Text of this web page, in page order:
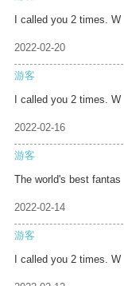
I called you 2 times. W
2022-02-20
游客
I called you 2 times. W
2022-02-16
游客
The world's best fantas
2022-02-14
游客
I called you 2 times. W